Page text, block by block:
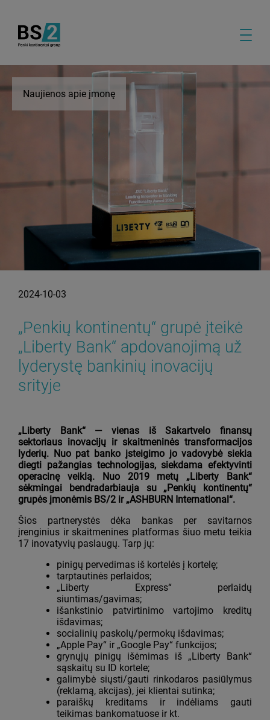
Naujienos apie įmonę
2024-10-03
„Penkių kontinentų“ grupė įteikė
„Liberty Bank“ apdovanojimą už
lyderystę bankinių inovacijų
srityje
„Liberty Bank“ — vienas iš Sakartvelo finansų
sektoriaus inovacijų ir skaitmeninės transformacijos
lyderių. Nuo pat banko įsteigimo jo vadovybė siekia
diegti pažangias technologijas, siekdama efektyvinti
operacinę veiklą. Nuo 2019 metų „Liberty Bank“
sėkmingai bendradarbiauja su „Penkių kontinentų“
grupės įmonėmis BS/2 ir „ASHBURN International“.
Šios partnerystės dėka bankas per savitarnos
įrenginius ir skaitmenines platformas šiuo metu teikia
17 inovatyvių paslaugų. Tarp jų:
pinigų pervedimas iš kortelės į kortelę;
tarptautinės perlaidos;
„Liberty Express“ perlaidų
siuntimas/gavimas;
išankstinio patvirtinimo vartojimo kreditų
išdavimas;
socialinių paskolų/permokų išdavimas;
„Apple Pay“ ir „Google Pay“ funkcijos;
grynųjų pinigų išėmimas iš „Liberty Bank“
sąskaitų su ID kortele;
galimybė siųsti/gauti rinkodaros pasiūlymus
(reklamą, akcijas), jei klientai sutinka;
paraiškų kreditams ir indėliams gauti
teikimas bankomatuose ir kt.